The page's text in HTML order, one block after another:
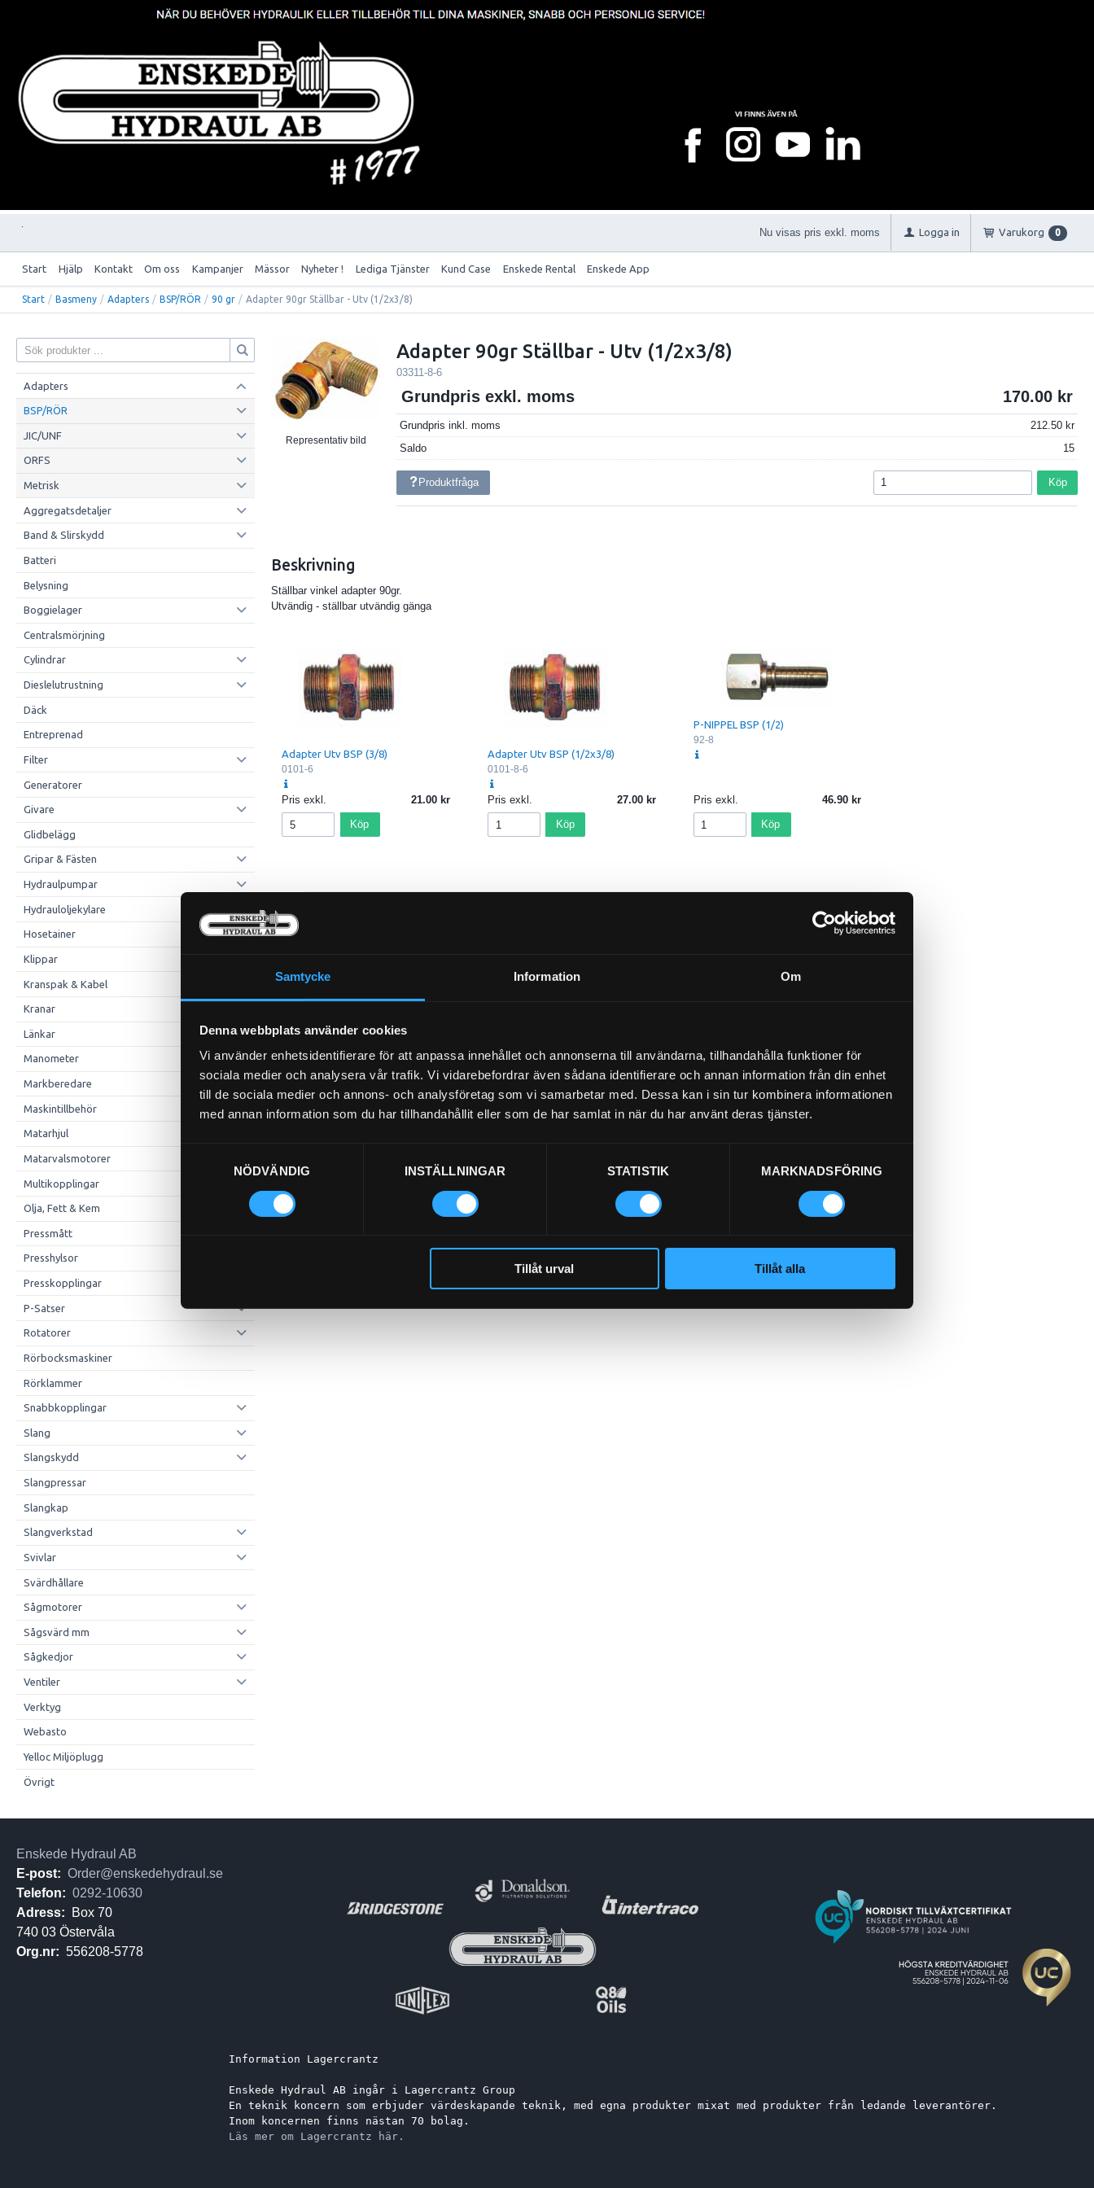
Samtycke Information Om
Denna webbplats använder cookies
Vi använder enhetsidentifierare för att anpassa innehållet och annonserna till användarna, tillhandahålla funktioner för
sociala medier och analysera vår trafik. Vi vidarebefordrar även sådana identifierare och annan information från din enhet
till de sociala medier och annons- och analysföretag som vi samarbetar med. Dessa kan i sin tur kombinera informationen
med annan information som du har tillhandahållit eller som de har samlat in när du har använt deras tjänster.
NÖDVÄNDIG
INSTÄLLNINGAR STATISTIK MARKNADSFÖRING
Tillåt urval Tillåt alla
Nu visas pris exkl. moms Logga in Varukorg 0
Start Hjälp Kontakt Om oss Kampanjer Mässor Nyheter ! Lediga Tjänster Kund Case Enskede Rental Enskede App
Start / Basmeny / Adapters / BSP/RÖR / 90 gr / Adapter 90gr Ställbar - Utv (1/2x3/8)
Adapters
BSP/RÖR
JIC/UNF
ORFS
Metrisk
Aggregatsdetaljer
Band & Slirskydd
Batteri
Belysning
Boggielager
Centralsmörjning
Cylindrar
Dieslelutrustning
Däck
Entreprenad
Filter
Generatorer
Givare
Glidbelägg
Gripar & Fästen
Hydraulpumpar
Hydrauloljekylare
Hosetainer
Klippar
Kranspak & Kabel
Kranar
Länkar
Manometer
Markberedare
Maskintillbehör
Matarhjul
Matarvalsmotorer
Multikopplingar
Olja, Fett & Kem
Pressmått
Presshylsor
Presskopplingar
P-Satser
Rotatorer
Rörbocksmaskiner
Rörklammer
Snabbkopplingar
Slang
Slangskydd
Slangpressar
Slangkap
Slangverkstad
Svivlar
Svärdhållare
Sågmotorer
Sågsvärd mm
Sågkedjor
Ventiler
Verktyg
Webasto
Yelloc Miljöplugg
Övrigt
Representativ bild
Adapter 90gr Ställbar - Utv (1/2x3/8)
03311-8-6
Grundpris exkl. moms 170.00
Grundpris inkl. moms
212.50
Saldo
15
Produktfråga Köp
Beskrivning
Ställbar vinkel adapter 90gr.
Utvändig - ställbar utvändig gänga
Adapter Utv BSP (3/8)
0101-6
Pris exkl. 21.00
Köp
Adapter Utv BSP (1/2x3/8)
0101-8-6
Pris exkl. 27.00
Köp
P-NIPPEL BSP (1/2)
92-8
Pris exkl. 46.90
Köp
Information Lagercrantz
Enskede Hydraul AB ingår i Lagercrantz Group
En teknik koncern som erbjuder värdeskapande teknik, med egna produkter mixat med produkter från ledande leverantörer.
Inom koncernen finns nästan 70 bolag.
Läs mer om Lagercrantz här.
Enskede Hydraul AB
E-post: Order@enskedehydraul.se
Telefon: 0292-10630
Adress:
Box 70
740 03 Östervåla
Org.nr: 556208-5778